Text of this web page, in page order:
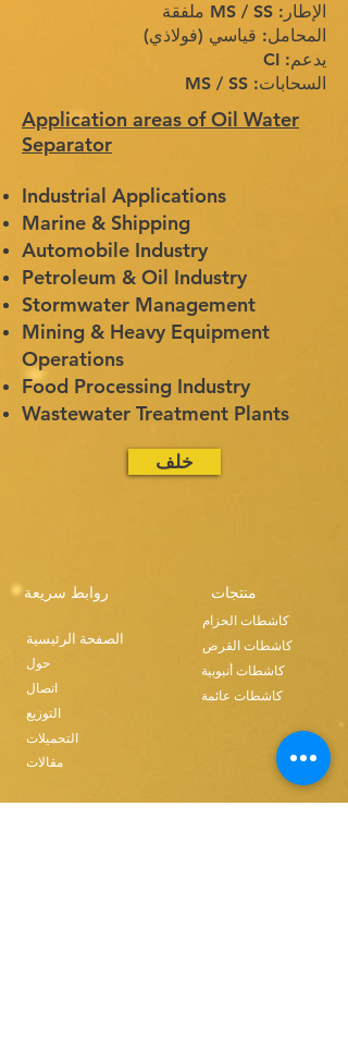
الإطار: MS / SS ملفقة
المحامل: قياسي (فولاذي)
يدعم: CI
السحابات: MS / SS
Application areas of Oil Water
Separator
Industrial Applications
Marine & Shipping
Automobile Industry
Petroleum & Oil Industry
Stormwater Management
Mining & Heavy Equipment
Operations
Food Processing Industry
Wastewater Treatment Plants
خلف
روابط سريعة
الصفحة الرئيسية
حول
اتصال
التوزيع
التحميلات
مقالات
منتجات
كاشطات الحزام
كاشطات القرص
كاشطات أنبوبية
كاشطات عائمة